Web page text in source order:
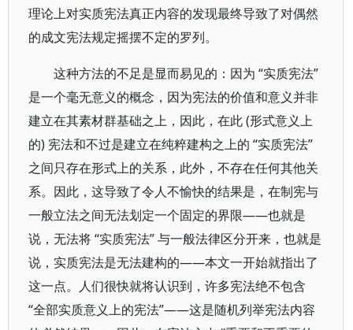
理论上对实质宪法真正内容的发现最终导致了对偶然
的成文宪法规定摇摆不定的罗列。
这种方法的不足是显而易见的：因为 “实质宪法”
是一个毫无意义的概念，因为宪法的价值和意义并非
建立在其素材群基础之上，因此，在此 (形式意义上
的) 宪法和不过是建立在纯粹建构之上的 “实质宪法”
之间只存在形式上的关系，此外，不存在任何其他关
系。因此，这导致了令人不愉快的结果是，在制宪与
一般立法之间无法划定一个固定的界限——也就是
说，无法将 “实质宪法” 与一般法律区分开来，也就是
说，实质宪法是无法建构的——本文一开始就指出了
这一点。人们很快就将认识到，许多宪法绝不包含
“全部实质意义上的宪法”——这是随机列举宪法内容